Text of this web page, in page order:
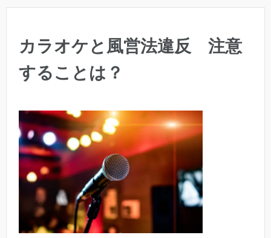
カラオケと風営法違反 注意
することは？